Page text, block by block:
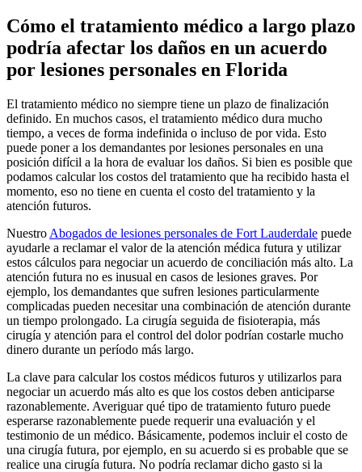
Cómo el tratamiento médico a largo plazo
podría afectar los daños en un acuerdo
por lesiones personales en Florida
El tratamiento médico no siempre tiene un plazo de finalización
definido. En muchos casos, el tratamiento médico dura mucho
tiempo, a veces de forma indefinida o incluso de por vida. Esto
puede poner a los demandantes por lesiones personales en una
posición difícil a la hora de evaluar los daños. Si bien es posible que
podamos calcular los costos del tratamiento que ha recibido hasta el
momento, eso no tiene en cuenta el costo del tratamiento y la
atención futuros.
Nuestro Abogados de lesiones personales de Fort Lauderdale puede
ayudarle a reclamar el valor de la atención médica futura y utilizar
estos cálculos para negociar un acuerdo de conciliación más alto. La
atención futura no es inusual en casos de lesiones graves. Por
ejemplo, los demandantes que sufren lesiones particularmente
complicadas pueden necesitar una combinación de atención durante
un tiempo prolongado. La cirugía seguida de fisioterapia, más
cirugía y atención para el control del dolor podrían costarle mucho
dinero durante un período más largo.
La clave para calcular los costos médicos futuros y utilizarlos para
negociar un acuerdo más alto es que los costos deben anticiparse
razonablemente. Averiguar qué tipo de tratamiento futuro puede
esperarse razonablemente puede requerir una evaluación y el
testimonio de un médico. Básicamente, podemos incluir el costo de
una cirugía futura, por ejemplo, en su acuerdo si es probable que se
realice una cirugía futura. No podría reclamar dicho gasto si la